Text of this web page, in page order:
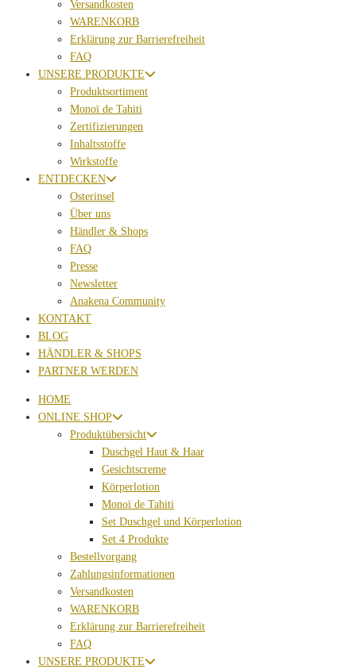
Versandkosten
WARENKORB
Erklärung zur Barrierefreiheit
FAQ
UNSERE PRODUKTE
Produktsortiment
Monoï de Tahiti
Zertifizierungen
Inhaltsstoffe
Wirkstoffe
ENTDECKEN
Osterinsel
Über uns
Händler & Shops
FAQ
Presse
Newsletter
Anakena Community
KONTAKT
BLOG
HÄNDLER & SHOPS
PARTNER WERDEN
HOME
ONLINE SHOP
Produktübersicht
Duschgel Haut & Haar
Gesichtscreme
Körperlotion
Monoï de Tahiti
Set Duschgel und Körperlotion
Set 4 Produkte
Bestellvorgang
Zahlungsinformationen
Versandkosten
WARENKORB
Erklärung zur Barrierefreiheit
FAQ
UNSERE PRODUKTE